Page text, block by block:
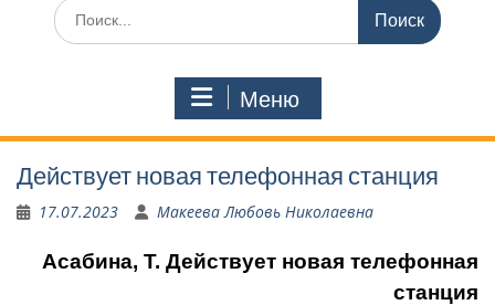
Поиск
по:
Меню
Действует новая телефонная станция
17.07.2023 Макеева Любовь Николаевна
Асабина, Т. Действует новая телефонная
станция